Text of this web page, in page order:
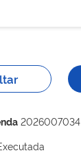
2026007034